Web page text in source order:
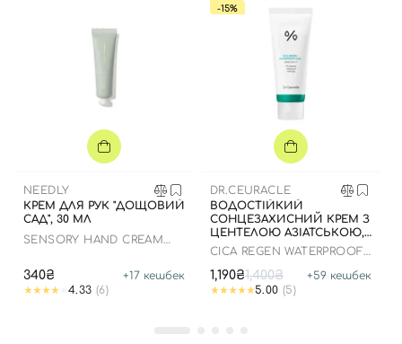
NEEDLY
КРЕМ ДЛЯ РУК "ДОЩОВИЙ
САД", 30 МЛ
SENSORY HAND CREAM
340₴ +17 кешбек
4.33 (6)
-15%
DR.CEURACLE
ВОДОСТІЙКИЙ
СОНЦЕЗАХИСНИЙ КРЕМ З
ЦЕНТЕЛОЮ АЗІАТСЬКОЮ,
100 МЛ ДО 05.09.2028
CICA REGEN WATERPROOF
1,190₴1,400₴ +59 кешбек
5.00 (5)